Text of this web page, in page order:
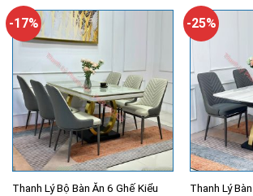
4,550,000₫.
-17%
Thanh Lý Bộ Bàn Ăn 6 Ghế Kiểu
-25%
Thanh Lý